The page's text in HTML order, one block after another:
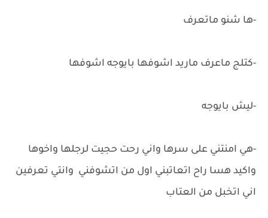
-ها شنو ماتعرف
-كتلج ماعرف ماريد اشوفها بايوجه اشوفها
-ليش بايوجه
-هي امنتني على سرها واني رحت حجيت لرجلها واخوها
واكيد هسا راح اتعاتبني اول من اتشوفني وانتي تعرفين
اني اتخبل من العتاب